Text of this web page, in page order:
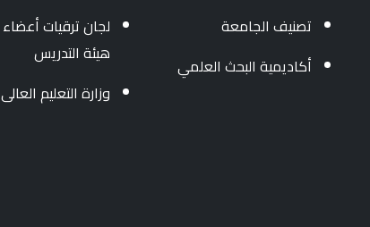
تصنيف الجامعة
أكاديمية البحث العلمي
لجان ترقيات أعضاء
هيئة التدريس
وزارة التعليم العالى